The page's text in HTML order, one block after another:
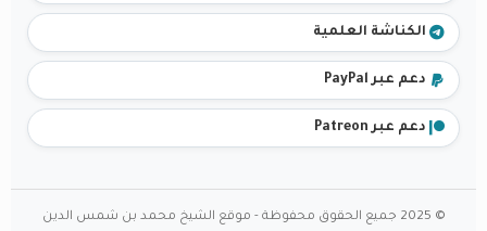
الكناشة العلمية
دعم عبر PayPal
دعم عبر Patreon
© 2025 جميع الحقوق محفوظة - موقع الشيخ محمد بن شمس الدين